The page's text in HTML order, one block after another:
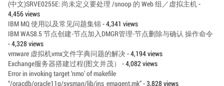
(中文)SRVE0255E: 尚未定义要处理 /snoop 的 Web 组／虚拟主机-
4,456 views
IBM MQ 使用以及常见问题集锦- 4,341 views
IBM WAS8.5 节点创建-节点加入DMGR管理-节点删除与确认 操作命令
- 4,328 views
vmware 虚拟机vmx文件字典问题的解决- 4,194 views
Exchange服务器搭建过程(图文并茂）
- 4,082 views
Error in invoking target ‘nmo’ of makefile
“/oracdb/oracle11g/sysman/lib/ins_emagent.mk”- 3,828 views